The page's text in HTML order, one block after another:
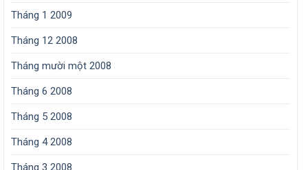
Tháng 1 2009
Tháng 12 2008
Tháng mười một 2008
Tháng 6 2008
Tháng 5 2008
Tháng 4 2008
Tháng 3 2008